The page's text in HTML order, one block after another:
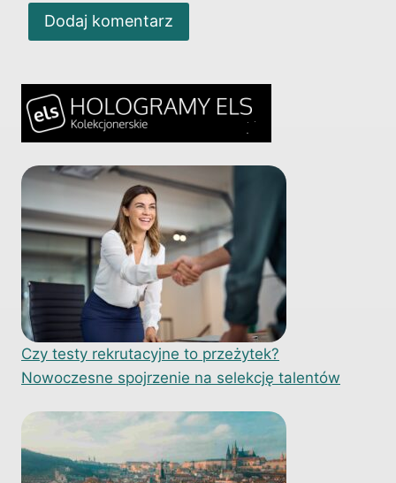
Czy testy rekrutacyjne to przeżytek?
Nowoczesne spojrzenie na selekcję talentów